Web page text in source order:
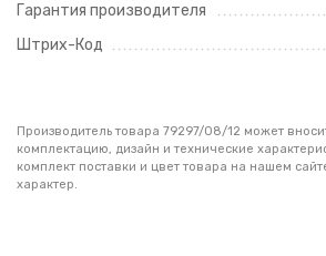
Гарантия производителя
Штрих-Код
Производитель товара 79297/08/12 может
комплектацию, дизайн и технические
комплект поставки и цвет товара на нашем
характер.